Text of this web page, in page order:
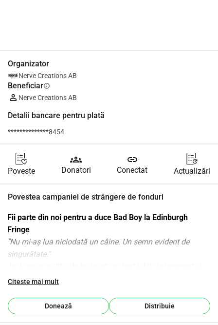
Organizator
Nerve Creations AB
Beneficiarinfo
Nerve Creations AB
Detalii bancare pentru plată
**************8454
Poveste
groups
Donatori
link
Conectat Actualizări
Povestea campaniei de strângere de fonduri
Fii parte din noi pentru a duce Bad Boy la Edinburgh
Fringe
"Nu mi-aș lua niciodată un câine. Un semn evident de
singurătate."
un bulldog englez gras care refuză să se miște. Este
Se pune în calea lui însuși.
Bad Boy este un spectacol solo bazat pe muzică despre
Citeste mai mult
Donează Distribuie